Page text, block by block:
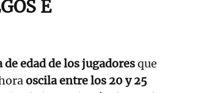
E
de edad de los jugadoresque
oscila entre los 20 y 25